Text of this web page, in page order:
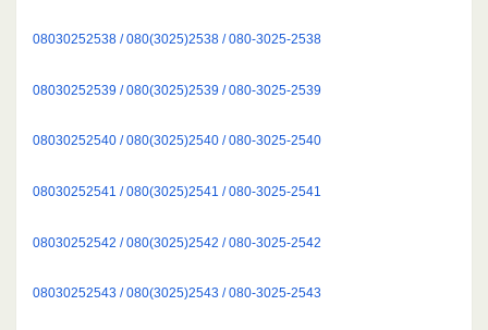
08030252538 / 080(3025)2538 / 080-3025-2538
08030252539 / 080(3025)2539 / 080-3025-2539
08030252540 / 080(3025)2540 / 080-3025-2540
08030252541 / 080(3025)2541 / 080-3025-2541
08030252542 / 080(3025)2542 / 080-3025-2542
08030252543 / 080(3025)2543 / 080-3025-2543